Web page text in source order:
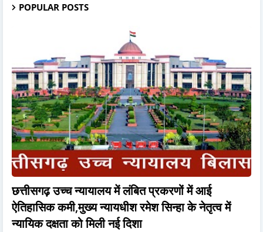
POPULAR POSTS
छत्तीसगढ़ उच्च न्यायालय में लंबित प्रकरणों में आई
ऐतिहासिक कमी,मुख्य न्यायधीश रमेश सिन्हा के नेतृत्व में
न्यायिक दक्षता को मिली नई दिशा